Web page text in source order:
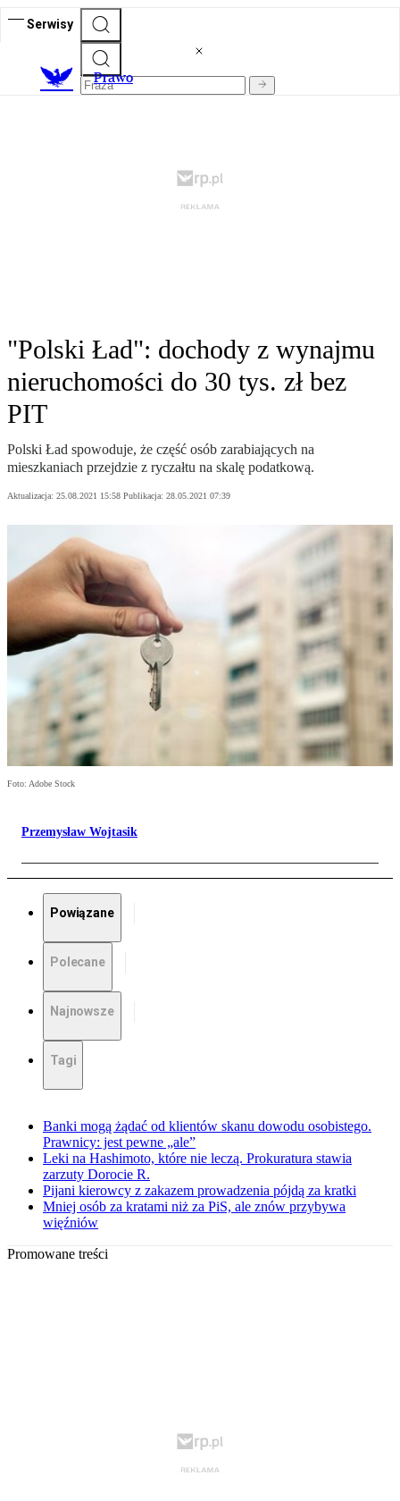
Serwisy
Prawo
"Polski Ład": dochody z wynajmu
nieruchomości do 30 tys. zł bez
PIT
Polski Ład spowoduje, że część osób zarabiających na
mieszkaniach przejdzie z ryczałtu na skalę podatkową.
Aktualizacja: 25.08.2021 15:58 Publikacja: 28.05.2021 07:39
Foto: Adobe Stock
Przemysław Wojtasik
Powiązane
Polecane
Najnowsze
Tagi
Banki mogą żądać od klientów skanu dowodu osobistego.
Prawnicy: jest pewne „ale”
Leki na Hashimoto, które nie leczą. Prokuratura stawia
zarzuty Dorocie R.
Pijani kierowcy z zakazem prowadzenia pójdą za kratki
Mniej osób za kratami niż za PiS, ale znów przybywa
więźniów
Promowane treści